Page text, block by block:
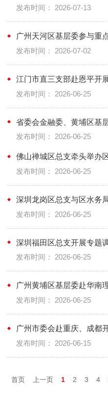
首页 上一页 1 2 3 4